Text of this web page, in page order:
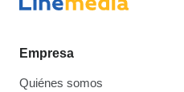
Empresa
Quiénes somos